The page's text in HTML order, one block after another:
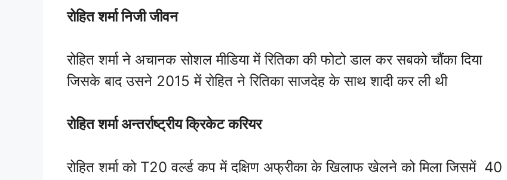
रोहित शर्मा निजी जीवन
रोहित शर्मा ने अचानक सोशल मीडिया में रितिका की फोटो डाल कर सबको चौंका दिया
जिसके बाद उसने 2015 में रोहित ने रितिका साजदेह के साथ शादी कर ली थी
रोहित शर्मा अन्तर्राष्ट्रीय क्रिकेट करियर
रोहित शर्मा को T20 वर्ल्ड कप में दक्षिण अफ्रीका के खिलाफ खेलने को मिला जिसमें 40